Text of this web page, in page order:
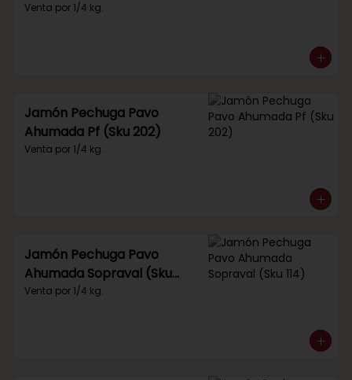
Venta por 1/4 kg.
Jamón Pechuga Pavo
Ahumada Pf (Sku 202)
Venta por 1/4 kg.
Jamón Pechuga Pavo
Ahumada Sopraval (Sku
114)
Venta por 1/4 kg.